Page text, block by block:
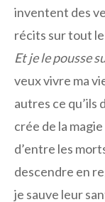
inventent des
récits sur tout le
Et je le pousse
veux vivre ma
autres ce qu’ils
crée de la
d’entre les
descendre en
je sauve leur